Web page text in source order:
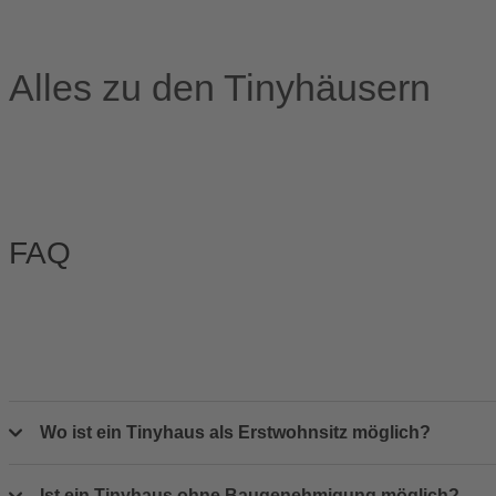
Alles zu den Tinyhäusern
FAQ
Wo ist ein Tinyhaus als Erstwohnsitz möglich?